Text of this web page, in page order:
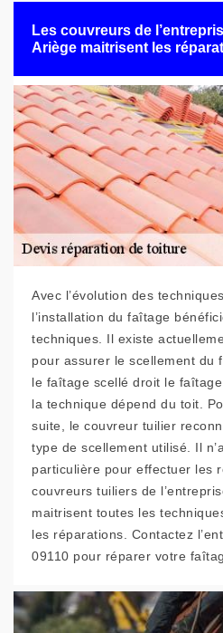
Les couvreurs de
Ariège maitrisent les
Avec l’évolution des
l’installation du faîtage
techniques. Il existe
pour assurer le scellement du
le faîtage scellé droit le
la technique dépend du toit.
suite, le couvreur tuilier
type de scellement utilisé. Il
particulière pour effectuer les
couvreurs tuiliers de
maitrisent toutes les
les réparations. Contactez
09110 pour réparer votre